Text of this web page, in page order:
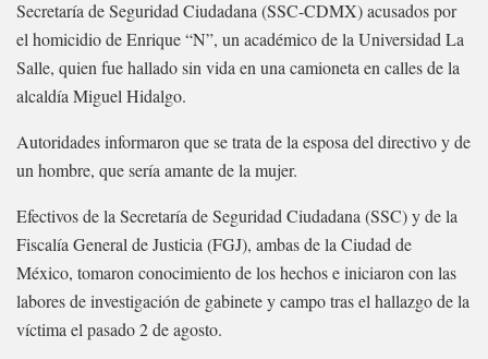
Secretaría de Seguridad Ciudadana (SSC-CDMX) acusados por
el homicidio de Enrique “N”, un académico de la Universidad La
Salle, quien fue hallado sin vida en una camioneta en calles de la
alcaldía Miguel Hidalgo.
Autoridades informaron que se trata de la esposa del directivo y de
un hombre, que sería amante de la mujer.
Efectivos de la Secretaría de Seguridad Ciudadana (SSC) y de la
Fiscalía General de Justicia (FGJ), ambas de la Ciudad de
México, tomaron conocimiento de los hechos e iniciaron con las
labores de investigación de gabinete y campo tras el hallazgo de la
víctima el pasado 2 de agosto.